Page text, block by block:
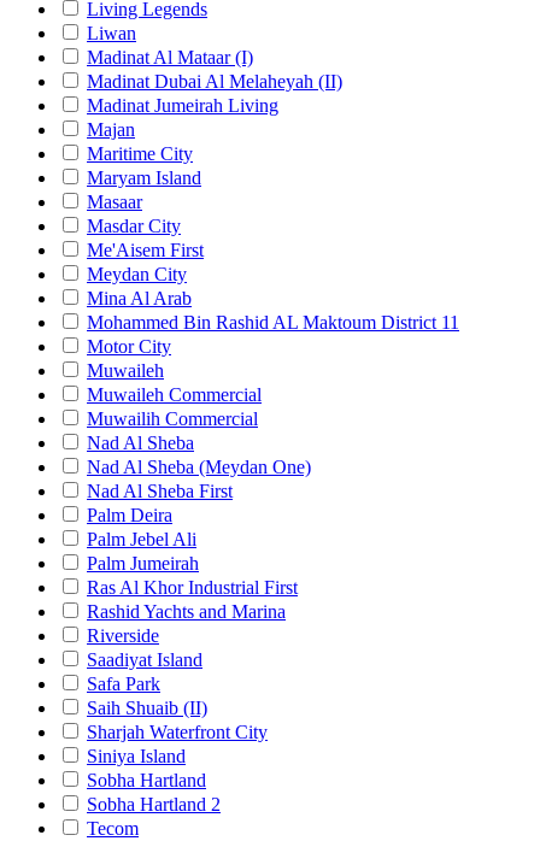
Living Legends
Liwan
Madinat Al Mataar (I)
Madinat Dubai Al Melaheyah (II)
Madinat Jumeirah Living
Majan
Maritime City
Maryam Island
Masaar
Masdar City
Me'Aisem First
Meydan City
Mina Al Arab
Mohammed Bin Rashid AL Maktoum District 11
Motor City
Muwaileh
Muwaileh Commercial
Muwailih Commercial
Nad Al Sheba
Nad Al Sheba (Meydan One)
Nad Al Sheba First
Palm Deira
Palm Jebel Ali
Palm Jumeirah
Ras Al Khor Industrial First
Rashid Yachts and Marina
Riverside
Saadiyat Island
Safa Park
Saih Shuaib (II)
Sharjah Waterfront City
Siniya Island
Sobha Hartland
Sobha Hartland 2
Tecom